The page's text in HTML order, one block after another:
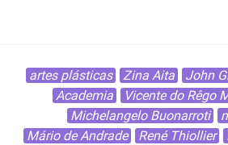
artes plásticas Zina Aita John
Academia
Vicente do Rêgo
Michelangelo Buonarroti
Mário de Andrade
René Thiollier